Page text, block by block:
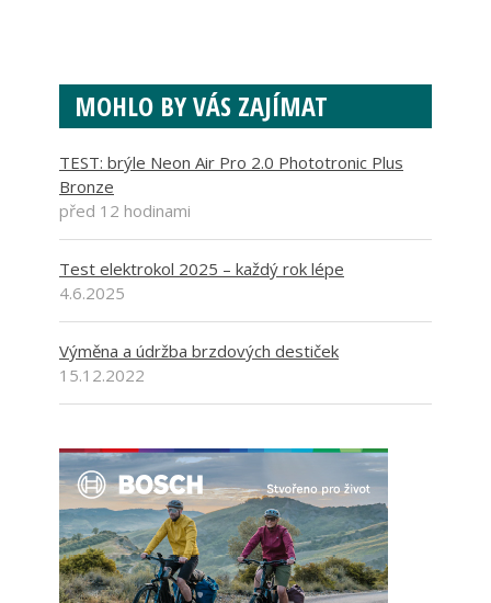
MOHLO BY VÁS ZAJÍMAT
TEST: brýle Neon Air Pro 2.0 Phototronic Plus
Bronze
před 12 hodinami
Test elektrokol 2025 – každý rok lépe
4.6.2025
Výměna a údržba brzdových destiček
15.12.2022